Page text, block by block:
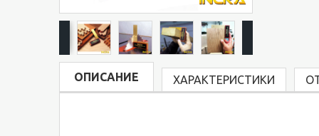
ОПИСАНИЕ ХАРАКТЕРИСТИКИ